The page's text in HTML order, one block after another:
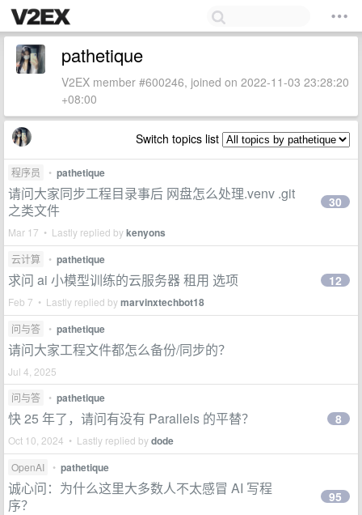
pathetique
V2EX member #600246, joined on 2022-11-03 23:28:20
+08:00
Switch topics list
程序员 • pathetique
请问大家同步工程目录事后 网盘怎么处理.venv .git
之类文件
Mar 17 • Lastly replied bykenyons
30
云计算 • pathetique
求问 ai 小模型训练的云服务器 租用 选项
Feb 7 • Lastly replied bymarvinxtechbot18
12
问与答 • pathetique
请问大家工程文件都怎么备份/同步的？
Jul 4, 2025
问与答
• pathetique
快 25 年了，请问有没有 Parallels 的平替？
Oct 10, 2024 • Lastly replied bydode
8
OpenAI • pathetique
诚心问：为什么这里大多数人不太感冒 AI 写程
序？
95